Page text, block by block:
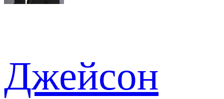
Джейсон